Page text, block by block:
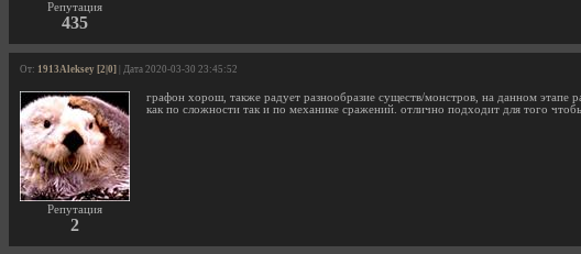
Репутация
435
От: 1913Aleksey [2|0] | Дата 2020-03-30 23:45:52
Репутация
2
графон хорош, также радует разнообразие существ/монстров, на данном этапе
как по сложности так и по механике сражений. отлично подходит для того